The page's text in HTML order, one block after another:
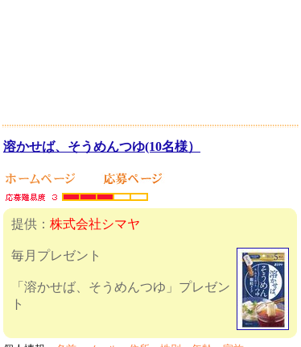
溶かせば、そうめんつゆ(10名様）
提供： 株式会社シマヤ
毎月プレゼント
「溶かせば、そうめんつゆ」プレゼン
ト